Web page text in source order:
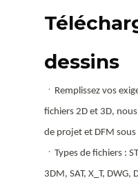
dessins
ㆍRemplissez vos
fichiers 2D et 3D,
de projet et DFM sous
ㆍTypes de fichiers :
3DM, SAT, X_T, DWG,